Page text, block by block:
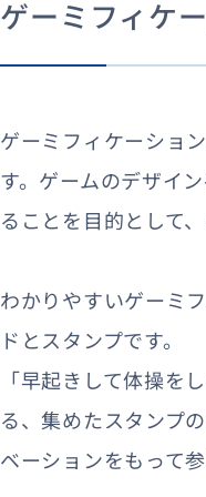
ゲーミフィケ
ゲーミフィケーショ
す。ゲームのデザイ
ることを目的として
わかりやすいゲーミ
ドとスタンプです。
「早起きして体操を
る、集めたスタンプ
ベーションをもって